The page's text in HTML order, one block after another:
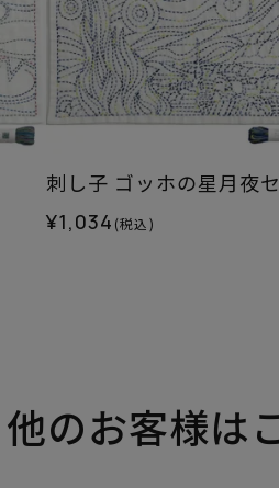
刺し子 ゴッホの星月夜
¥1,034 (税込)
他のお客様は